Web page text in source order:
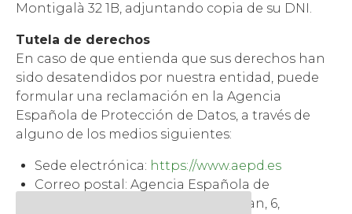
Montigalà 32 1B, adjuntando copia de su DNI.
Tutela de derechos
En caso de que entienda que sus derechos han
sido desatendidos por nuestra entidad, puede
formular una reclamación en la Agencia
Española de Protección de Datos, a través de
alguno de los medios siguientes:
Sede electrónica: https://www.aepd.es
Correo postal: Agencia Española de
Protección de Datos, C/ Jorge Juan, 6,